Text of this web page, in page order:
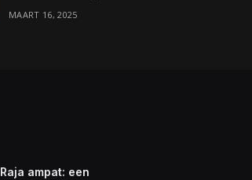
MAART 16, 2025
Raja ampat: een